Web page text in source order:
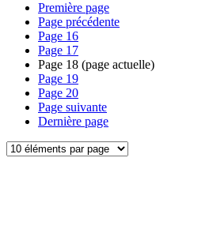
Première page
Page précédente
Page 16
Page 17
Page 18 (page actuelle)
Page 19
Page 20
Page suivante
Dernière page